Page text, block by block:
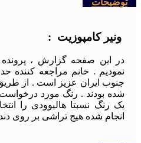
ونیر کامپوزیت :
نمودیم . خانم مراجعه کننده
جنوب ایران عزیز است . از طریق
شده بودند . رنگ مورد
یک رنگ نسبتا هالیوودی را
انجام شده هیج تراشی بر روی